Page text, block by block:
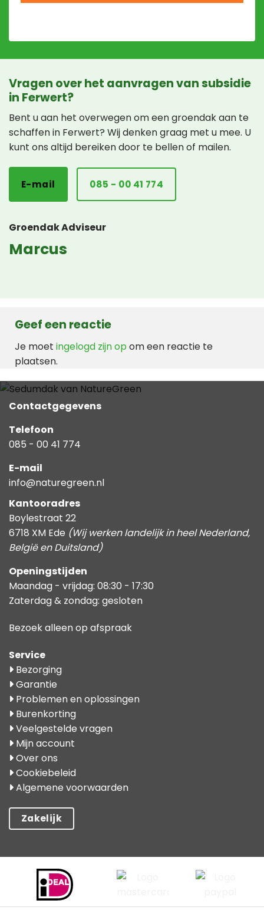
Vragen over het aanvragen van subsidie
in Ferwert?
Bent u aan het overwegen om een groendak aan te
schaffen in Ferwert? Wij denken graag met u mee. U
kunt ons altijd bereiken door te bellen of mailen.
E-mail 085 - 00 41 774
Groendak Adviseur
Marcus
Geef een reactie
Je moet ingelogd zijn op om een reactie te
plaatsen.
Contactgegevens
Telefoon
085 - 00 41 774
E-mail
info@naturegreen.nl
Kantooradres
Boylestraat 22
6718 XM Ede (Wij werken landelijk in heel Nederland,
België en Duitsland)
Openingstijden
Maandag - vrijdag: 08:30 - 17:30
Zaterdag & zondag: gesloten
Bezoek alleen op afspraak
Service
Bezorging
Garantie
Problemen en oplossingen
Burenkorting
Veelgestelde vragen
Mijn account
Over ons
Cookiebeleid
Algemene voorwaarden
Zakelijk